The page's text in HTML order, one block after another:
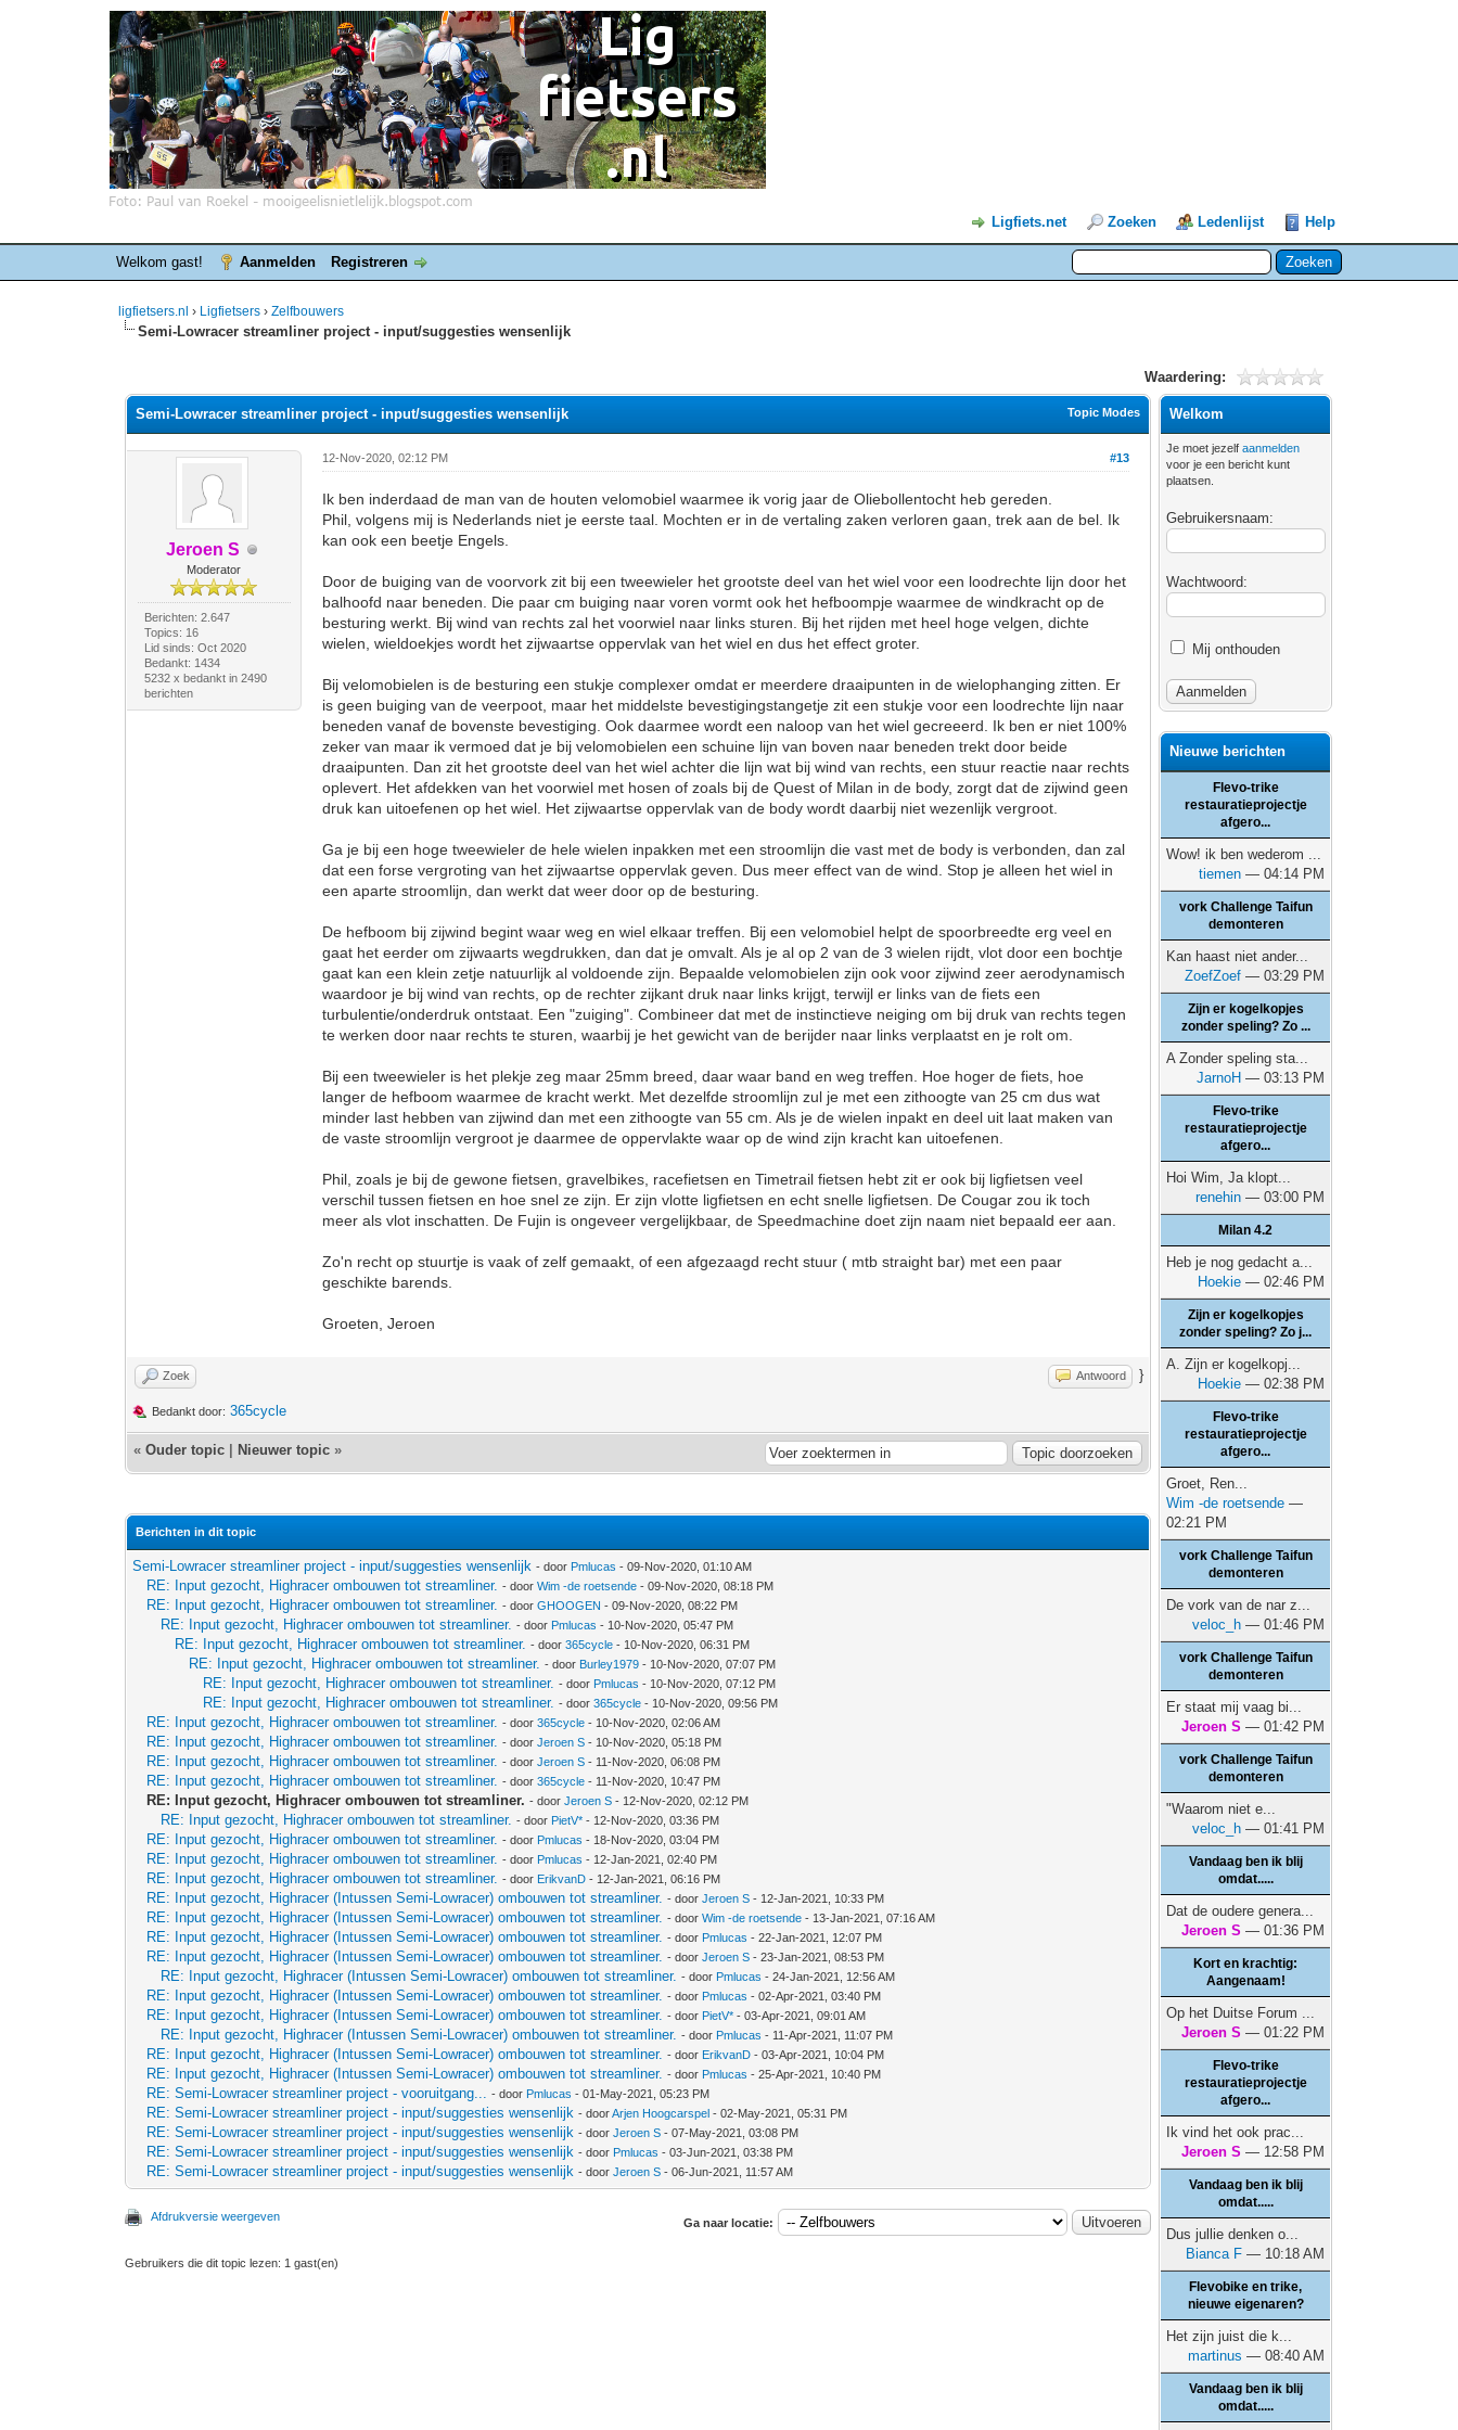
Ligfiets.net Zoeken Ledenlijst Help
Welkom gast! Aanmelden Registreren
ligfietsers.nl › Ligfietsers ›Zelfbouwers
Semi-Lowracer streamliner project - input/suggesties wensenlijk
Waardering:
Topic Modes
Semi-Lowracer streamliner project - input/suggesties wensenlijk
Jeroen S
Moderator
Berichten: 2.647
Topics: 16
Lid sinds: Oct 2020
Bedankt: 1434
5232 x bedankt in 2490
berichten
#13
12-Nov-2020, 02:12 PM
Ik ben inderdaad de man van de houten velomobiel waarmee ik vorig jaar de Oliebollentocht heb gereden.
Phil, volgens mij is Nederlands niet je eerste taal. Mochten er in de vertaling zaken verloren gaan, trek aan de bel. Ik
kan ook een beetje Engels.
Door de buiging van de voorvork zit bij een tweewieler het grootste deel van het wiel voor een loodrechte lijn door het
balhoofd naar beneden. Die paar cm buiging naar voren vormt ook het hefboompje waarmee de windkracht op de
besturing werkt. Bij wind van rechts zal het voorwiel naar links sturen. Bij het rijden met heel hoge velgen, dichte
wielen, wieldoekjes wordt het zijwaartse oppervlak van het wiel en dus het effect groter.
Bij velomobielen is de besturing een stukje complexer omdat er meerdere draaipunten in de wielophanging zitten. Er
is geen buiging van de veerpoot, maar het middelste bevestigingstangetje zit een stukje voor een loodrechte lijn naar
beneden vanaf de bovenste bevestiging. Ook daarmee wordt een naloop van het wiel gecreeerd. Ik ben er niet 100%
zeker van maar ik vermoed dat je bij velomobielen een schuine lijn van boven naar beneden trekt door beide
draaipunten. Dan zit het grootste deel van het wiel achter die lijn wat bij wind van rechts, een stuur reactie naar rechts
oplevert. Het afdekken van het voorwiel met hosen of zoals bij de Quest of Milan in de body, zorgt dat de zijwind geen
druk kan uitoefenen op het wiel. Het zijwaartse oppervlak van de body wordt daarbij niet wezenlijk vergroot.
Ga je bij een hoge tweewieler de hele wielen inpakken met een stroomlijn die vast met de body is verbonden, dan zal
dat een forse vergroting van het zijwaartse oppervlak geven. Dus meer effect van de wind. Stop je alleen het wiel in
een aparte stroomlijn, dan werkt dat weer door op de besturing.
De hefboom bij zijwind begint waar weg en wiel elkaar treffen. Bij een velomobiel helpt de spoorbreedte erg veel en
gaat het eerder om zijwaarts wegdrukken, dan dat je omvalt. Als je al op 2 van de 3 wielen rijdt, vlot door een bochtje
gaat kan een klein zetje natuurlijk al voldoende zijn. Bepaalde velomobielen zijn ook voor zijwind zeer aerodynamisch
waardoor je bij wind van rechts, op de rechter zijkant druk naar links krijgt, terwijl er links van de fiets een
turbulentie/onderdruk ontstaat. Een "zuiging". Combineer dat met de instinctieve neiging om bij druk van rechts tegen
te werken door naar rechts te sturen, waarbij je het gewicht van de berijder naar links verplaatst en je rolt om.
Bij een tweewieler is het plekje zeg maar 25mm breed, daar waar band en weg treffen. Hoe hoger de fiets, hoe
langer de hefboom waarmee de kracht werkt. Met dezelfde stroomlijn zul je met een zithoogte van 25 cm dus wat
minder last hebben van zijwind dan met een zithoogte van 55 cm. Als je de wielen inpakt en deel uit laat maken van
de vaste stroomlijn vergroot je daarmee de oppervlakte waar op de wind zijn kracht kan uitoefenen.
Phil, zoals je bij de gewone fietsen, gravelbikes, racefietsen en Timetrail fietsen hebt zit er ook bij ligfietsen veel
verschil tussen fietsen en hoe snel ze zijn. Er zijn vlotte ligfietsen en echt snelle ligfietsen. De Cougar zou ik toch
meer als vlot inschatten. De Fujin is ongeveer vergelijkbaar, de Speedmachine doet zijn naam niet bepaald eer aan.
Zo'n recht op stuurtje is vaak of zelf gemaakt, of een afgezaagd recht stuur ( mtb straight bar) met een paar
geschikte barends.
Groeten, Jeroen
Zoek Antwoord }
Bedankt door: 365cycle
«Ouder topic Nieuwer topic »
Berichten in dit topic
Semi-Lowracer streamliner project - input/suggesties wensenlijk - door Pmlucas - 09-Nov-2020, 01:10 AM
RE: Input gezocht, Highracer ombouwen tot streamliner. - doorWim -de roetsende - 09-Nov-2020, 08:18 PM
RE: Input gezocht, Highracer ombouwen tot streamliner. - doorGHOOGEN - 09-Nov-2020, 08:22 PM
RE: Input gezocht, Highracer ombouwen tot streamliner. - door Pmlucas - 10-Nov-2020, 05:47 PM
RE: Input gezocht, Highracer ombouwen tot streamliner. - door365cycle - 10-Nov-2020, 06:31 PM
RE: Input gezocht, Highracer ombouwen tot streamliner. - door Burley1979 - 10-Nov-2020, 07:07 PM
RE: Input gezocht, Highracer ombouwen tot streamliner. - door Pmlucas - 10-Nov-2020, 07:12 PM
RE: Input gezocht, Highracer ombouwen tot streamliner. - door365cycle - 10-Nov-2020, 09:56 PM
RE: Input gezocht, Highracer ombouwen tot streamliner. - door365cycle - 10-Nov-2020, 02:06 AM
RE: Input gezocht, Highracer ombouwen tot streamliner. - doorJeroen S - 10-Nov-2020, 05:18 PM
RE: Input gezocht, Highracer ombouwen tot streamliner. - doorJeroen S - 11-Nov-2020, 06:08 PM
RE: Input gezocht, Highracer ombouwen tot streamliner. - door365cycle - 11-Nov-2020, 10:47 PM
RE: Input gezocht, Highracer ombouwen tot streamliner. - doorJeroen S - 12-Nov-2020, 02:12 PM
RE: Input gezocht, Highracer ombouwen tot streamliner. - door PietV* - 12-Nov-2020, 03:36 PM
RE: Input gezocht, Highracer ombouwen tot streamliner. - door Pmlucas - 18-Nov-2020, 03:04 PM
RE: Input gezocht, Highracer ombouwen tot streamliner. - door Pmlucas - 12-Jan-2021, 02:40 PM
RE: Input gezocht, Highracer ombouwen tot streamliner. - door ErikvanD - 12-Jan-2021, 06:16 PM
RE: Input gezocht, Highracer (Intussen Semi-Lowracer) ombouwen tot streamliner. - doorJeroen S - 12-Jan-2021, 10:33 PM
RE: Input gezocht, Highracer (Intussen Semi-Lowracer) ombouwen tot streamliner. - doorWim -de roetsende - 13-Jan-2021, 07:16 AM
RE: Input gezocht, Highracer (Intussen Semi-Lowracer) ombouwen tot streamliner. - door Pmlucas - 22-Jan-2021, 12:07 PM
RE: Input gezocht, Highracer (Intussen Semi-Lowracer) ombouwen tot streamliner. - doorJeroen S - 23-Jan-2021, 08:53 PM
RE: Input gezocht, Highracer (Intussen Semi-Lowracer) ombouwen tot streamliner. - door Pmlucas - 24-Jan-2021, 12:56 AM
RE: Input gezocht, Highracer (Intussen Semi-Lowracer) ombouwen tot streamliner. - door Pmlucas - 02-Apr-2021, 03:40 PM
RE: Input gezocht, Highracer (Intussen Semi-Lowracer) ombouwen tot streamliner. - door PietV* - 03-Apr-2021, 09:01 AM
RE: Input gezocht, Highracer (Intussen Semi-Lowracer) ombouwen tot streamliner. - door Pmlucas - 11-Apr-2021, 11:07 PM
RE: Input gezocht, Highracer (Intussen Semi-Lowracer) ombouwen tot streamliner. - door ErikvanD - 03-Apr-2021, 10:04 PM
RE: Input gezocht, Highracer (Intussen Semi-Lowracer) ombouwen tot streamliner. - door Pmlucas - 25-Apr-2021, 10:40 PM
RE: Semi-Lowracer streamliner project - vooruitgang... - door Pmlucas - 01-May-2021, 05:23 PM
RE: Semi-Lowracer streamliner project - input/suggesties wensenlijk - doorArjen Hoogcarspel - 02-May-2021, 05:31 PM
RE: Semi-Lowracer streamliner project - input/suggesties wensenlijk - doorJeroen S - 07-May-2021, 03:08 PM
RE: Semi-Lowracer streamliner project - input/suggesties wensenlijk - door Pmlucas - 03-Jun-2021, 03:38 PM
RE: Semi-Lowracer streamliner project - input/suggesties wensenlijk - doorJeroen S - 06-Jun-2021, 11:57 AM
Afdrukversie weergeven Ga naar locatie:
Gebruikers die dit topic lezen: 1 gast(en)
Welkom
Je moet jezelfaanmelden
voor je een bericht kunt
plaatsen.
Gebruikersnaam:
Wachtwoord:
Mij onthouden
Nieuwe berichten
Flevo-trike
restauratieprojectje
afgero...
Wow! ik ben wederom ...
tiemen — 04:14 PM
vork Challenge Taifun
demonteren
Kan haast niet ander...
ZoefZoef — 03:29 PM
Zijn er kogelkopjes
zonder speling? Zo ...
A Zonder speling sta...
JarnoH — 03:13 PM
Flevo-trike
restauratieprojectje
afgero...
Hoi Wim, Ja klopt...
renehin — 03:00 PM
Milan 4.2
Heb je nog gedacht a...
Hoekie — 02:46 PM
Zijn er kogelkopjes
zonder speling? Zo j...
A. Zijn er kogelkopj...
Hoekie — 02:38 PM
Flevo-trike
restauratieprojectje
afgero...
Groet, Ren...
Wim -de roetsende —
02:21 PM
vork Challenge Taifun
demonteren
De vork van de nar z...
veloc_h — 01:46 PM
vork Challenge Taifun
demonteren
Er staat mij vaag bi...
Jeroen S — 01:42 PM
vork Challenge Taifun
demonteren
"Waarom niet e...
veloc_h — 01:41 PM
Vandaag ben ik blij
omdat.....
Dat de oudere genera...
Jeroen S — 01:36 PM
Kort en krachtig:
Aangenaam!
Op het Duitse Forum ...
Jeroen S — 01:22 PM
Flevo-trike
restauratieprojectje
afgero...
Ik vind het ook prac...
Jeroen S — 12:58 PM
Vandaag ben ik blij
omdat.....
Dus jullie denken o...
Bianca F — 10:18 AM
Flevobike en trike,
nieuwe eigenaren?
Het zijn juist die k...
martinus — 08:40 AM
Vandaag ben ik blij
omdat.....